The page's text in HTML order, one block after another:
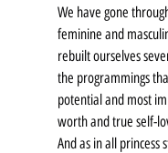
We have gone
feminine and
rebuilt ourselves
the programmings
potential and most
worth and true self-
And as in all princess